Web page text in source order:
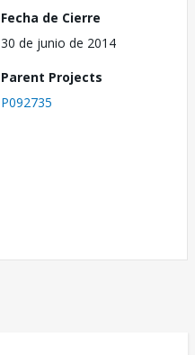
Fecha de Cierre
30 de junio de 2014
Parent Projects
P092735